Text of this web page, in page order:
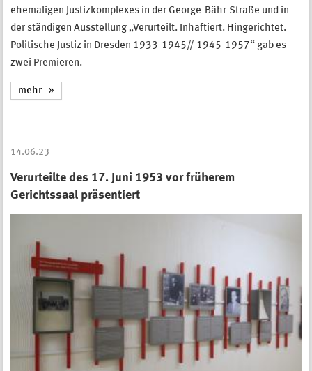
ehemaligen Justizkomplexes in der George-Bähr-Straße und in
der ständigen Ausstellung „Verurteilt. Inhaftiert. Hingerichtet.
Politische Justiz in Dresden 1933-1945// 1945-1957“ gab es
zwei Premieren.
mehr
14.06.23
Verurteilte des 17. Juni 1953 vor früherem
Gerichtssaal präsentiert